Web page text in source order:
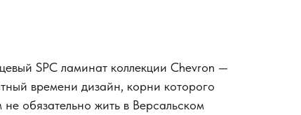
SPC ламинат коллекции Chevron —
времени дизайн, корни которого
обязательно жить в Версальском